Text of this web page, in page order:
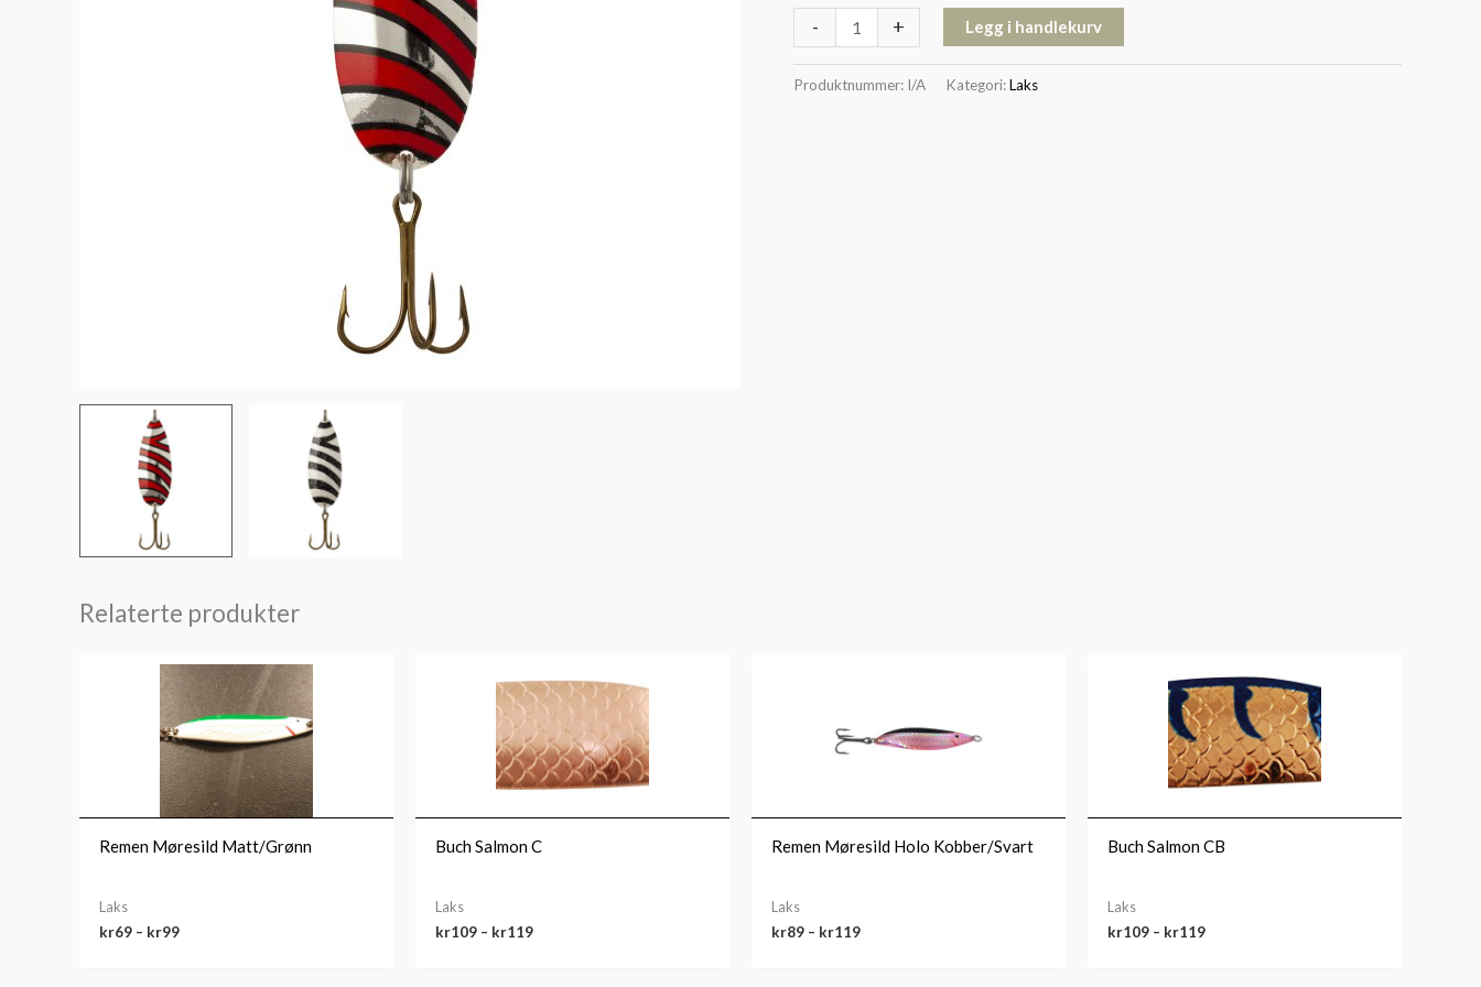
- + Legg i handlekurv
Produktnummer: I/A Kategori:Laks
Relaterte produkter
Remen Møresild Matt/Grønn
Laks
kr69 – kr99
Prisområde:
kr69
til
kr99
Buch Salmon C
Laks
kr109 – kr119
kr109
til
Remen Møresild Holo Kobber/Svart
Laks
kr89 – kr119
Buch Salmon CB
Laks
kr109 – kr119
kr109
til
kr119